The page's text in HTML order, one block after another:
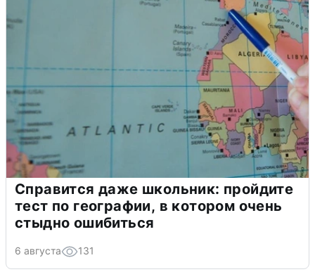
Справится даже школьник: пройдите
тест по географии, в котором очень
стыдно ошибиться
6 августа 131